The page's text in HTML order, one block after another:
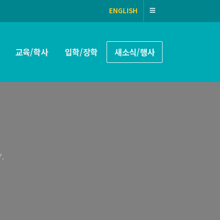
ENGLISH
교육/학사 입학/장학 새소식/행사